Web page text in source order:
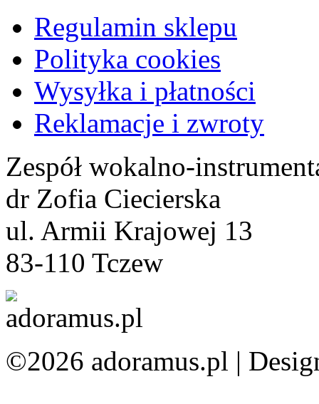
Regulamin sklepu
Polityka cookies
Wysyłka i płatności
Reklamacje i zwroty
Zespół wokalno-
dr Zofia Ciecierska
ul. Armii Krajowej 13
83-110 Tczew
©2026 adoramus.pl |